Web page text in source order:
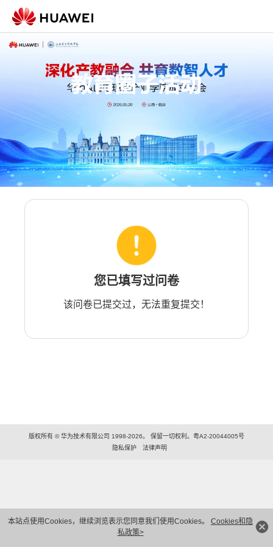
本站点使用Cookies，继续浏览表示您同意我们使用Cookies。 Cookies和隐
私政策>
您已填写过问卷
该问卷已提交过，无法重复提交！
版权所有 © 华为技术有限公司 1998-2026。 保留一切权利。粤A2-20044005号
隐私保护
法律声明